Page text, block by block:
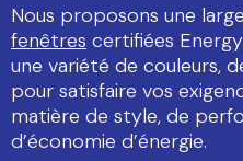
Nous proposons une
fenêtres certifiées
une variété de couleurs,
pour satisfaire vos
matière de style, de
d’économie d’énergie.